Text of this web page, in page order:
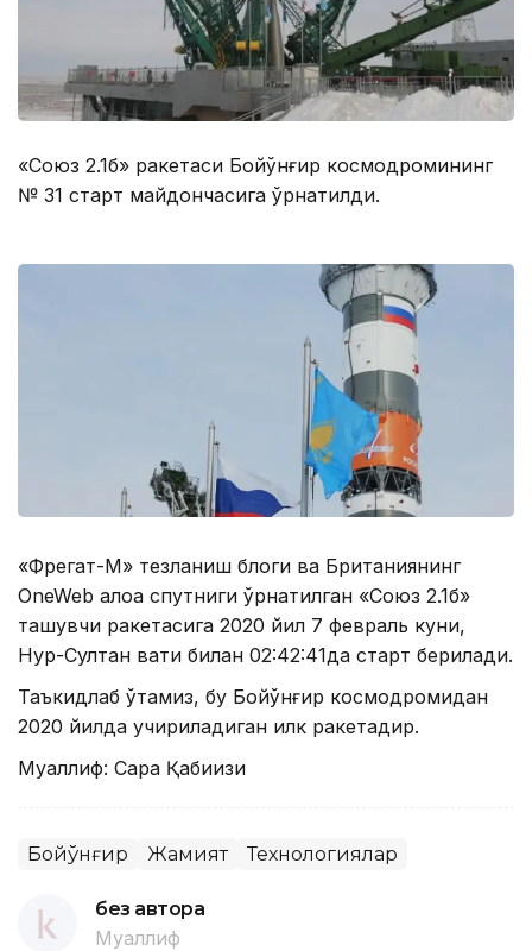
«Союз 2.1б» ракетаси Бойқўнғир космодромининг
№ 31 старт майдончасига ўрнатилди.
«Фрегат-М» тезланиш блоги ва Британиянинг
OneWeb алоқа спутниги ўрнатилган «Союз 2.1б»
ташувчи ракетасига 2020 йил 7 февраль куни,
Нур-Султан вақти билан 02:42:41да старт берилади.
Таъкидлаб ўтамиз, бу Бойқўнғир космодромидан
2020 йилда учириладиган илк ракетадир.
Муаллиф: Сара Қабиқизи
Бойқўнғир Жамият Технологиялар
без автора
Муаллиф